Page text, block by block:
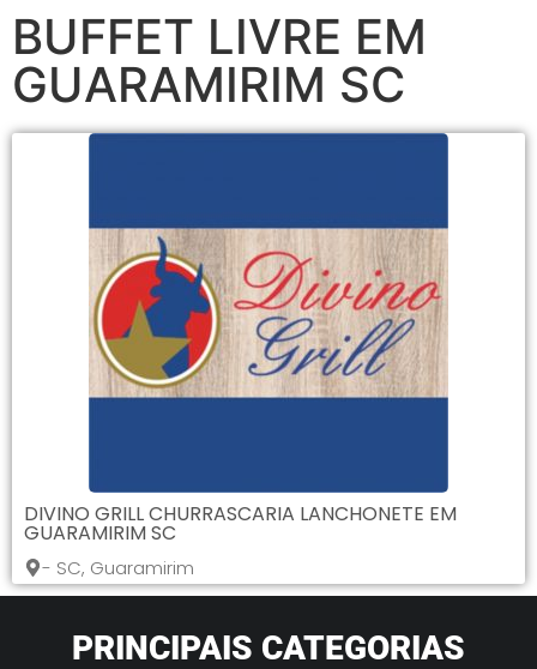
BUFFET LIVRE EM
GUARAMIRIM SC
DIVINO GRILL CHURRASCARIA LANCHONETE EM
GUARAMIRIM SC
- SC, Guaramirim
PRINCIPAIS CATEGORIAS